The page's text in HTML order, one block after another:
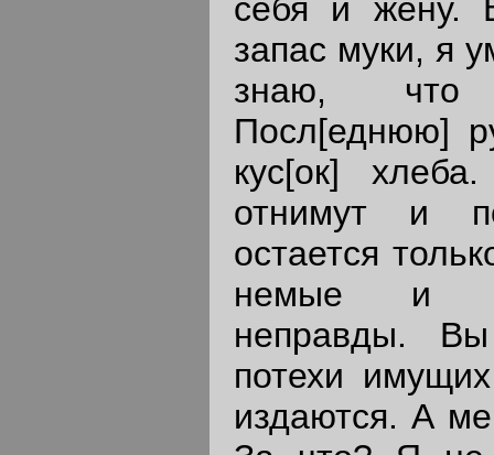
себя и жену.
запас муки, я
знаю, что
Посл[еднюю]
кус[ок]
отнимут и
остается
немые и
неправды.
потехи
издаются. А